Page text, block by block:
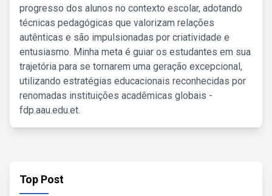
progresso dos alunos no contexto escolar, adotando
técnicas pedagógicas que valorizam relações
autênticas e são impulsionadas por criatividade e
entusiasmo. Minha meta é guiar os estudantes em sua
trajetória para se tornarem uma geração excepcional,
utilizando estratégias educacionais reconhecidas por
renomadas instituições acadêmicas globais -
fdp.aau.edu.et.
Top Post